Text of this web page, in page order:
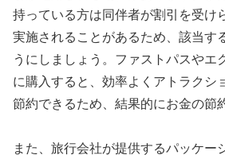
持っている方は同伴者が割引を受け
実施されることがあるため、該当す
うにしましょう。ファストパスやエ
に購入すると、効率よくアトラクシ
節約できるため、結果的にお金の節
また、旅行会社が提供するパッケー